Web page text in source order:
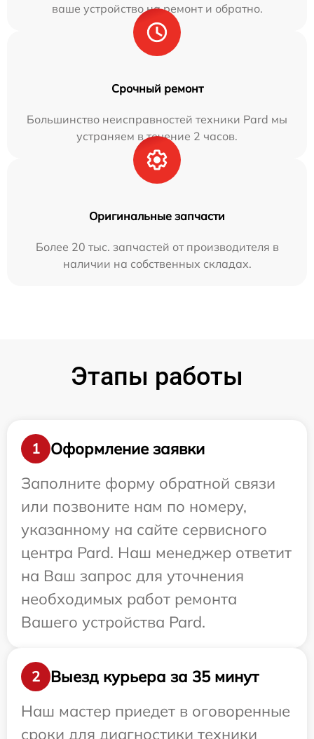
ваше устройство на ремонт и обратно.
Срочный ремонт
Большинство неисправностей техники Pard мы
устраняем в течение 2 часов.
Оригинальные запчасти
Более 20 тыс. запчастей от производителя в
наличии на собственных складах.
Этапы работы
1
Оформление заявки
Заполните форму обратной связи
или позвоните нам по номеру,
указанному на сайте сервисного
центра Pard. Наш менеджер ответит
на Ваш запрос для уточнения
необходимых работ ремонта
Вашего устройства Pard.
2
Выезд курьера за 35 минут
Наш мастер приедет в оговоренные
сроки для диагностики техники